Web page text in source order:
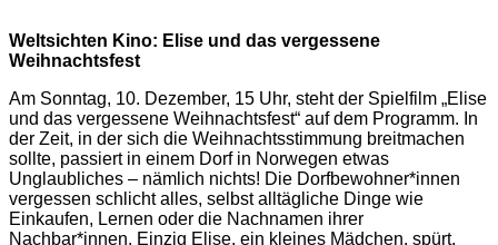
Weltsichten Kino: Elise und das vergessene
Weihnachtsfest
Am Sonntag, 10. Dezember, 15 Uhr, steht der Spielfilm „Elise
und das vergessene Weihnachtsfest“ auf dem Programm. In
der Zeit, in der sich die Weihnachtsstimmung breitmachen
sollte, passiert in einem Dorf in Norwegen etwas
Unglaubliches – nämlich nichts! Die Dorfbewohner*innen
vergessen schlicht alles, selbst alltägliche Dinge wie
Einkaufen, Lernen oder die Nachnamen ihrer
Nachbar*innen. Einzig Elise, ein kleines Mädchen, spürt,